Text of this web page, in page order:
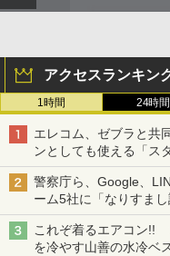
アクセスランキン
1時間 24時間
エレコム、ゼブラと共
ンとしても使える「ス
も、持ち替えずに書き
警察庁ら、Google、
ーム5社に「なりすま
真や映像を使った投資
これぞ着るエアコン!!
を冷やす山善の水冷ベ